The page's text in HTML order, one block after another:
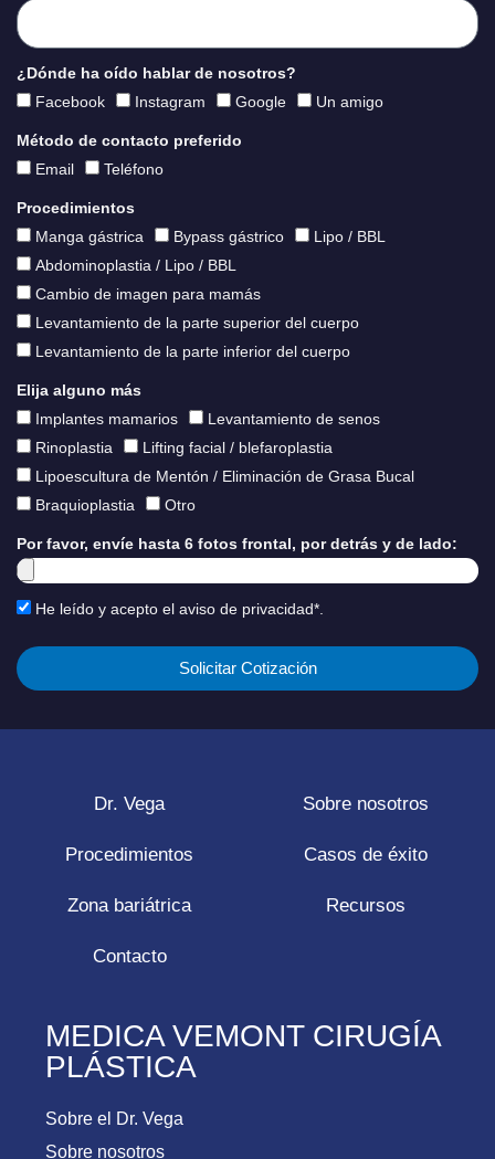
¿Dónde ha oído hablar de nosotros?
Facebook
Instagram Google Un amigo
Método de contacto preferido
Email
Teléfono
Procedimientos
Manga gástrica
Bypass gástrico
Lipo / BBL
Abdominoplastia / Lipo / BBL
Cambio de imagen para mamás
Levantamiento de la parte superior del cuerpo
Levantamiento de la parte inferior del cuerpo
Elija alguno más
Implantes mamarios
Levantamiento de senos
Rinoplastia
Lifting facial / blefaroplastia
Lipoescultura de Mentón / Eliminación de Grasa Bucal
Braquioplastia
Otro
Por favor, envíe hasta 6 fotos frontal, por detrás y de lado:
He leído y acepto el aviso de privacidad*.
Solicitar Cotización
Dr. Vega Sobre nosotros
Procedimientos Casos de éxito
Zona bariátrica Recursos
Contacto
MEDICA VEMONT CIRUGÍA
PLÁSTICA
Sobre el Dr. Vega
Sobre nosotros